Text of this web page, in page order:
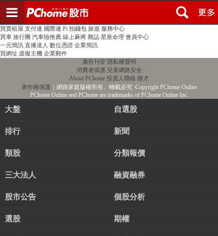
PChome首頁 線上購物 24h購物 書店
買賣租屋 支付連 國際連 Pi 拍錢包 旅遊 服務中心
買車 旅行團 汽車險推薦 線上麻將 雜誌 星座命理 會員中心
一元簡訊 直播達人 數位憑證 企業簡訊
買網址 虛擬主機 企業郵件
廣告刊登 隱私權聲明
消費者保護 兒童網路安全
About PChome 投資人聯絡 徵才
著作權保護 ｜網路家庭版權所有、轉載必究‧Copyright PChome Online
PChome Online and PChome are trademarks of PChome Online Inc.
大盤 自選股
排行 新聞
類股 分類報價
三大法人 融資融券
股市公告 個股分析
選股 期權